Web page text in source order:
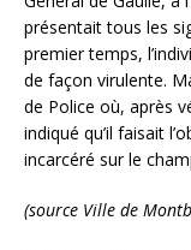
présentait tous les
premier temps,
de façon virulente.
de Police où, après
indiqué qu’il faisait
incarcéré sur le
(source Ville de